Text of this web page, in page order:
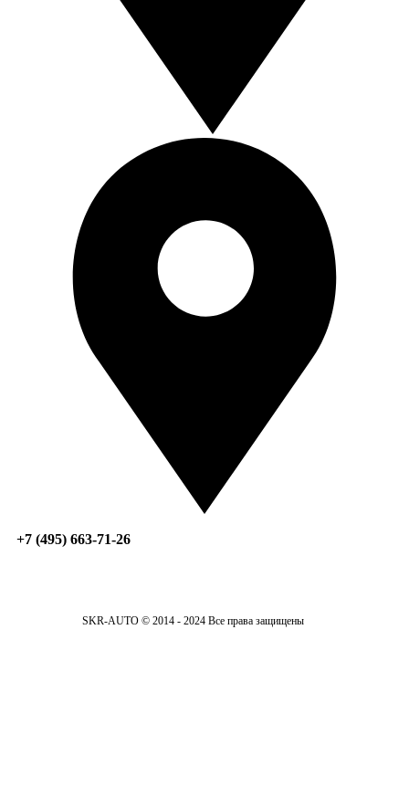
+7 (495) 663-71-26
SKR-AUTO © 2014 - 2024 Все права защищены